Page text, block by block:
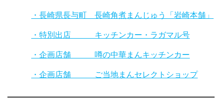
・長崎県長与町 長崎角煮まんじゅう「岩崎本舗」
・特別出店 キッチンカー・ラガマル号
・企画店舗 噂の中華まんキッチンカー
・企画店舗 ご当地まんセレクトショップ